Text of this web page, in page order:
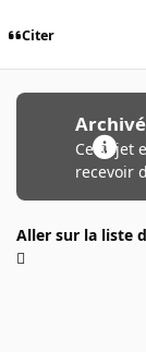
Citer
Archivé
Ce sujet
recevoir
Aller sur la liste